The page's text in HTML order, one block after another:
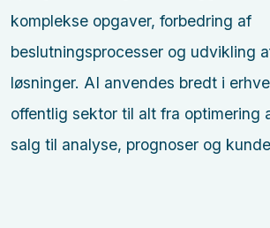
komplekse opgaver, forbedring af
beslutningsprocesser og udvikling
løsninger. AI anvendes bredt i
offentlig sektor til alt fra optimering
salg til analyse, prognoser og